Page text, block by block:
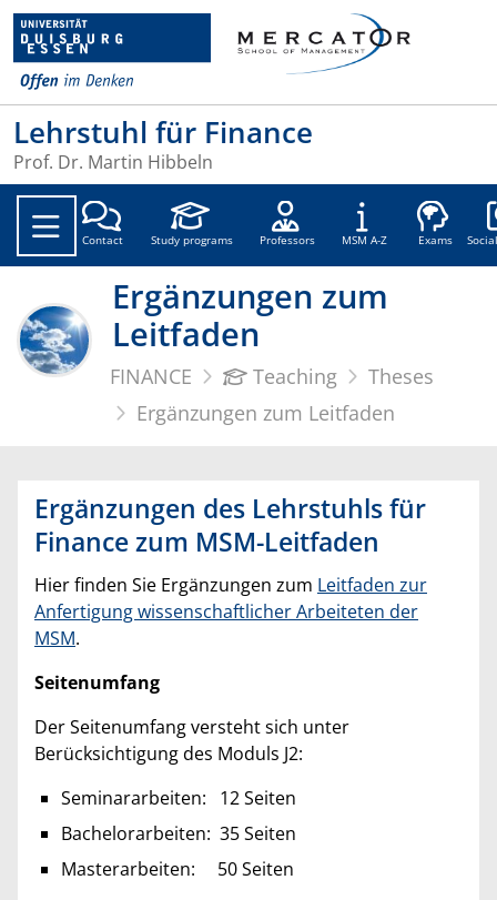
Lehrstuhl für Finance
Prof. Dr. Martin Hibbeln
Contact Study programs Professors MSM A-Z Exams
Ergänzungen zum
Leitfaden
FINANCE Teaching
Theses
Ergänzungen zum Leitfaden
Ergänzungen des Lehrstuhls für
Finance zum MSM-Leitfaden
Hier finden Sie Ergänzungen zum Leitfaden zur
Anfertigung wissenschaftlicher Arbeiteten der
MSM.
Seitenumfang
Der Seitenumfang versteht sich unter
Berücksichtigung des Moduls J2:
Seminararbeiten: 12 Seiten
Bachelorarbeiten: 35 Seiten
Masterarbeiten: 50 Seiten